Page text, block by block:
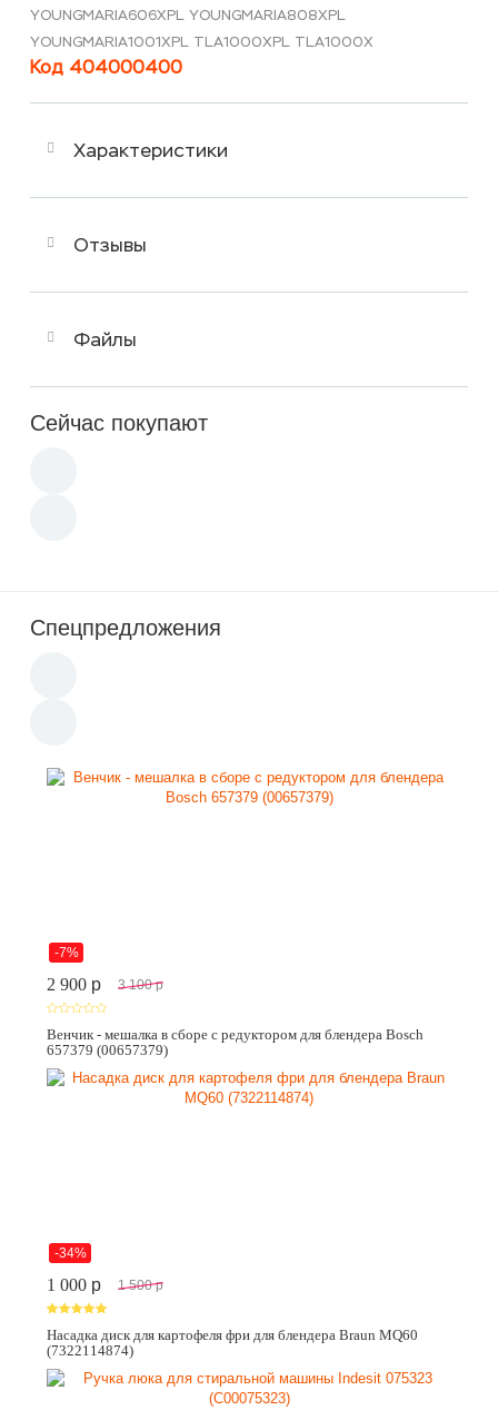
YOUNGMARIA606XPL YOUNGMARIA808XPL
YOUNGMARIA1001XPL TLA1000XPL TLA1000X
Код 404000400
Характеристики
Отзывы
Файлы
Сейчас покупают
Спецпредложения
-7%
2 900 p 3 100 p
Венчик - мешалка в сборе с редуктором для блендера Bosch
657379 (00657379)
-34%
1 000 p 1 500 p
Насадка диск для картофеля фри для блендера Braun MQ60
(7322114874)